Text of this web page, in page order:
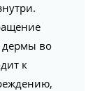
дермы во
к